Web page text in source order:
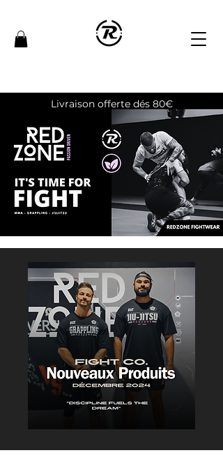
Livraison offerte dés 80€